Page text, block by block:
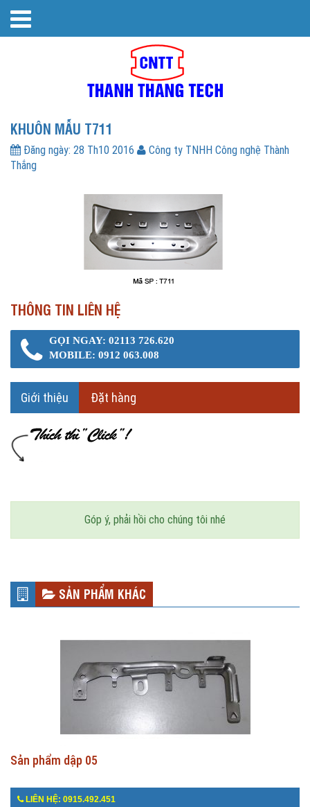
KHUÔN MẪU T711
Đăng ngày: 28 Th10 2016
Công ty TNHH Công nghệ Thành
Thắng
THÔNG TIN LIÊN HỆ
GỌI NGAY: 02113 726.620
MOBILE: 0912 063.008
Giới thiệu Đặt hàng
Góp ý, phải hồi cho chúng tôi nhé
SẢN PHẨM KHÁC
Sản phẩm dập 05
LIÊN HỆ: 0915.492.451